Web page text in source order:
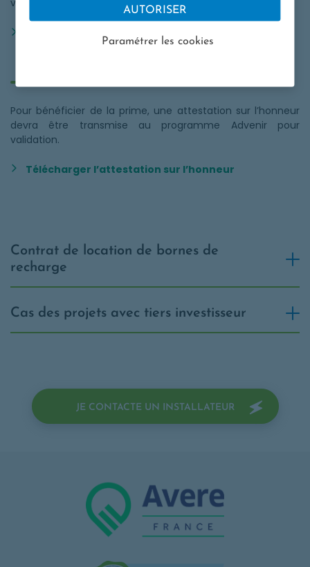
AUTORISER
Paramétrer les cookies
vigueur.
Télécharger le cahier des charges
Opens in a new window
Pour bénéficier de la prime, une attestation sur l’honneur
devra être transmise au programme Advenir pour
validation.
Télécharger l’attestation sur l’honneur
Opens in a new window
Contrat de location de bornes de
recharge
Cas des projets avec tiers investisseur
JE CONTACTE UN INSTALLATEUROPENS IN A